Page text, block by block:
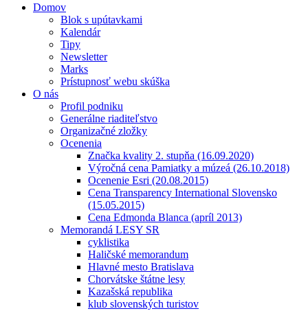
Domov
Blok s upútavkami
Kalendár
Tipy
Newsletter
Marks
Prístupnosť webu skúška
O nás
Profil podniku
Generálne riaditeľstvo
Organizačné zložky
Ocenenia
Značka kvality 2. stupňa (16.09.2020)
Výročná cena Pamiatky a múzeá (26.10.2018)
Ocenenie Esri (20.08.2015)
Cena Transparency International Slovensko
(15.05.2015)
Cena Edmonda Blanca (apríl 2013)
Memorandá LESY SR
cyklistika
Haličské memorandum
Hlavné mesto Bratislava
Chorvátske štátne lesy
Kazašská republika
klub slovenských turistov